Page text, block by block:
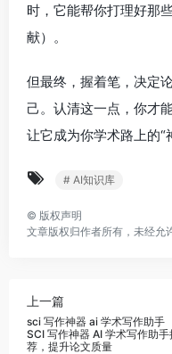
时，它能帮你打理好那
献）。
但最终，握着笔，决定
己。认清这一点，你才
让它成为你学术路上的“
# AI知识库
© 版权声明
文章版权归作者所有，未经允
上一篇
sci 写作神器 ai 学术写作助手
SCI 写作神器 AI 学术写作助手
荐，提升论文质量